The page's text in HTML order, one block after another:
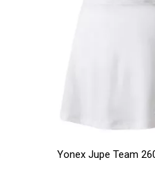
Yonex Jupe Team